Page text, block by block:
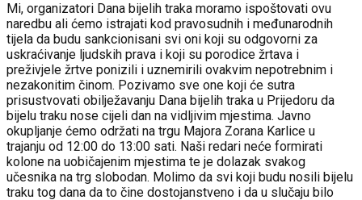
Mi, organizatori Dana bijelih traka moramo ispoštovati ovu
naredbu ali ćemo istrajati kod pravosudnih i međunarodnih
tijela da budu sankcionisani svi oni koji su odgovorni za
uskraćivanje ljudskih prava i koji su porodice žrtava i
preživjele žrtve ponizili i uznemirili ovakvim nepotrebnim i
nezakonitim činom. Pozivamo sve one koji će sutra
prisustvovati obilježavanju Dana bijelih traka u Prijedoru da
bijelu traku nose cijeli dan na vidljivim mjestima. Javno
okupljanje ćemo održati na trgu Majora Zorana Karlice u
trajanju od 12:00 do 13:00 sati. Naši redari neće formirati
kolone na uobičajenim mjestima te je dolazak svakog
učesnika na trg slobodan. Molimo da svi koji budu nosili bijelu
traku tog dana da to čine dostojanstveno i da u slučaju bilo